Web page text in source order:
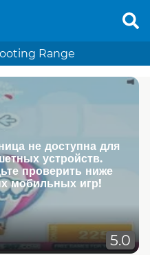
Range
не доступна для
устройств.
проверить ниже
мобильных игр!
5.0